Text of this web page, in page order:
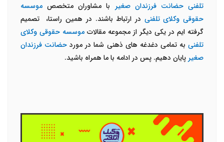
تلفنی حضانت فرزندان صغیر با مشاوران متخصص موسسه
حقوقی وکلای تلفنی در ارتباط باشند. در همین راستا، تصمیم
گرفته ایم در یکی دیگر از مجموعه مقالات موسسه حقوقی وکلای
تلفنیبه تمامی دغدغه های ذهنی شما در مورد حضانت فرزندان
صغیر پایان دهیم. پس در ادامه با ما همراه باشید.